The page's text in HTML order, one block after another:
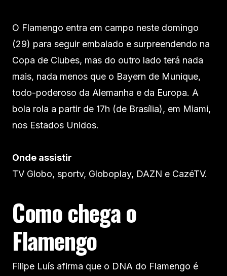
O Flamengo entra em campo neste domingo
(29) para seguir embalado e surpreendendo na
Copa de Clubes, mas do outro lado terá nada
mais, nada menos que o Bayern de Munique,
todo-poderoso da Alemanha e da Europa. A
bola rola a partir de 17h (de Brasília), em Miami,
nos Estados Unidos.
Onde assistir
TV Globo, sportv, Globoplay, DAZN e CazéTV.
Como chega o
Flamengo
Filipe Luís afirma que o DNA do Flamengo é